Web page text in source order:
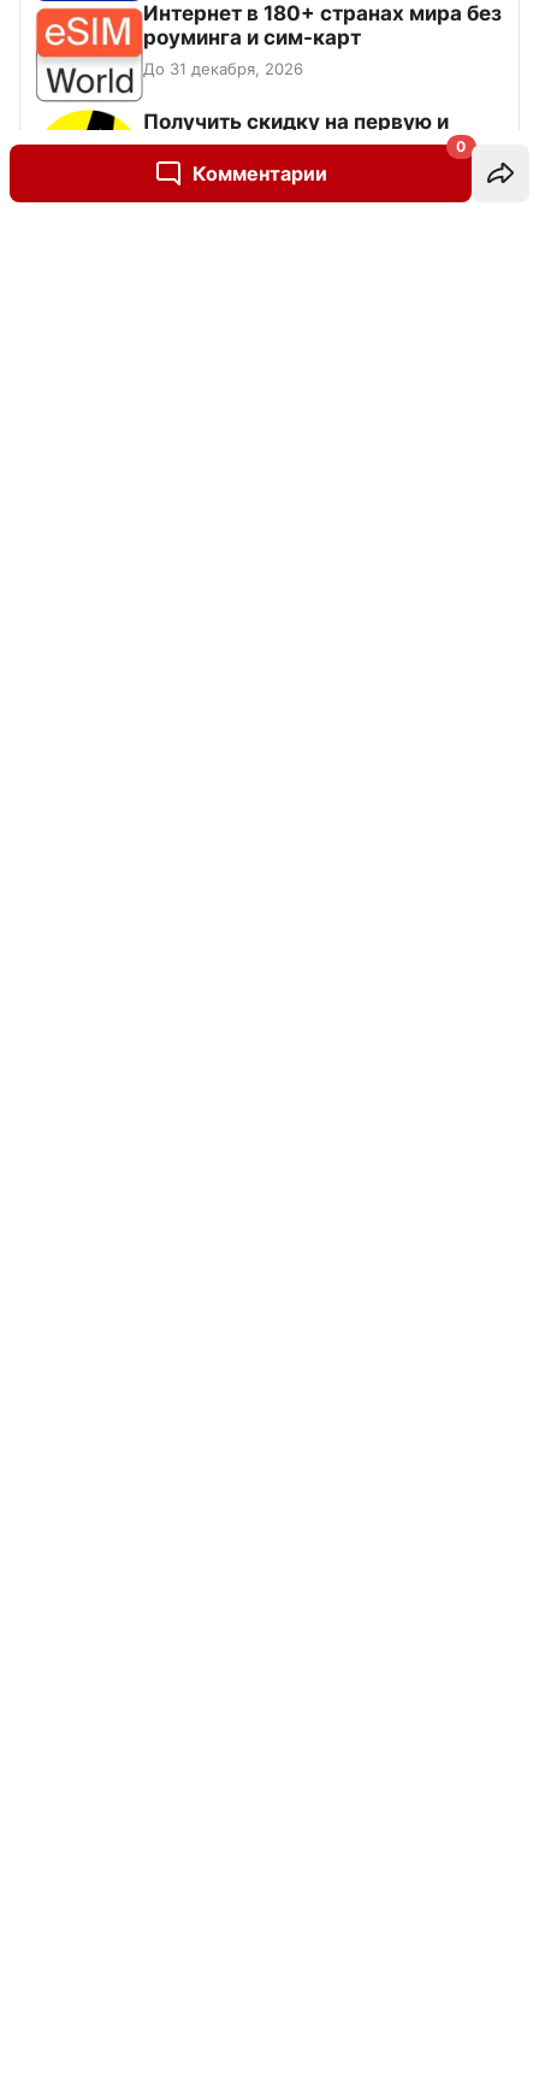
Комментарии
0
Интернет в 180+ странах мира без
роуминга и сим-карт
До 31 декабря, 2026
Получить скидку на первую и
повторную покупку билетов на
Яндекс Афише